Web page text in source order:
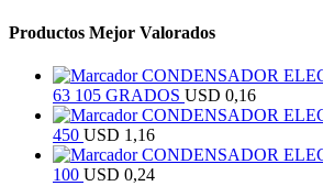
Productos Mejor Valorados
CONDENSADOR
63 105 GRADOS USD 0,16
CONDENSADOR
450 USD 1,16
CONDENSADOR
100 USD 0,24